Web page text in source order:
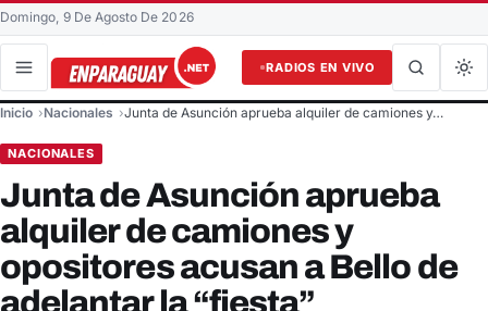
Domingo, 9 De Agosto De 2026
RADIOS EN VIVO
Buscar en el sitio
Buscar
Inicio Nacionales Junta de Asunción aprueba alquiler de camiones y…
NACIONALES
Junta de Asunción aprueba
alquiler de camiones y
opositores acusan a Bello de
adelantar la “fiesta”